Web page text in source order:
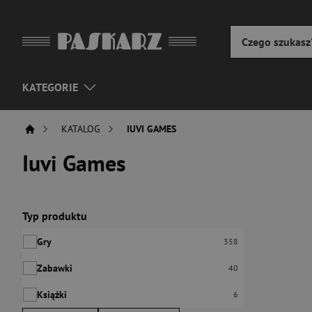
KATEGORIE
KATALOG IUVI GAMES
Iuvi Games
Po użyciu produkty będą automatycznie filtrowane. Wybierz
Typ produktu
Gry Liczba pozycji:
358
Zabawki Liczba pozycji:
40
Książki Liczba pozycji:
6